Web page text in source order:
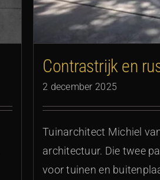
Contrastrijk en
2 december 2025
Tuinarchitect Michiel
architectuur. Die twee
voor tuinen en